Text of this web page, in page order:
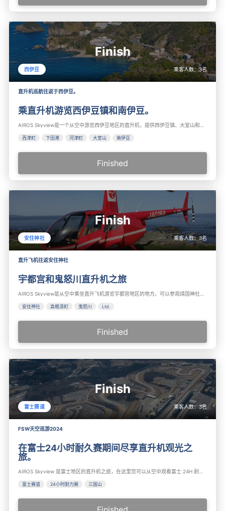
Finish
直升机巡航往返于西伊豆。
乘直升机游览西伊豆镇和南伊豆。
西伊豆 乘客人数：3名
西津町 下田港 河津町 大室山 南伊豆
Finished
Finish
直升飞机往返安住神社
宇都宫和鬼怒川直升机之旅
安住神社 乘客人数：3名
安住神社 高根泽町 鬼怒川 Ltd.
Finished
Finish
FSW天空巡游2024
在富士24小时耐久赛期间尽享直升机观光之
旅。
富士赛道 乘客人数： 3名
富士赛道 24小时耐力赛 三国山